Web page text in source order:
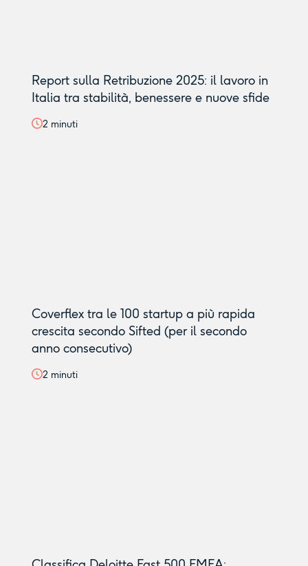
Report sulla Retribuzione 2025: il lavoro in
Italia tra stabilità, benessere e nuove sfide
2 minuti
Coverflex tra le 100 startup a più rapida
crescita secondo Sifted (per il secondo
anno consecutivo)
2 minuti